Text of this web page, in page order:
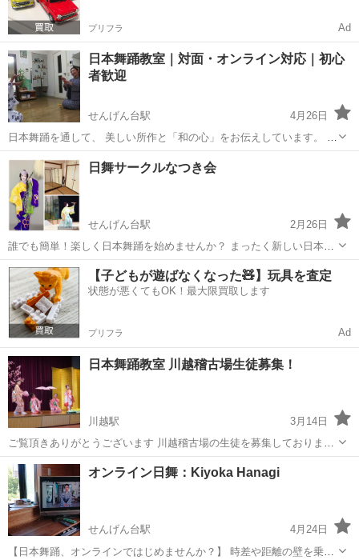
プリフラ Ad
日本舞踊教室｜対面・オンライン対応｜初心
者歓迎
せんげん台駅
4月26日
日本舞踊を通して、 美しい所作と「和の心」をお伝えしています。 埼
玉県春日部市の対面稽古と、 オンラインでの指導の両方に対応してお
ります。 初心者の方から経験者まで、 年齢・環境に合わせて丁寧に指
導いたしま...
埼玉 春日部市 せんげん台駅 日本舞踊
日舞サークルなつき会
せんげん台駅
2月26日
誰でも簡単！楽しく日本舞踊を始めませんか？ まったく新しい日本舞
踊の教室 日舞サークルなつき会です。 「日本舞踊」と聞くと敷居が
高い、お金がかかりそう、踊りが難しそうと思いませんか？ そんな
方々のために...
埼玉 越谷市 せんげん台駅 日本舞踊 日舞
【子どもが遊ばなくなった🧸】玩具を査定
状態が悪くてもOK！最大限買取します
プリフラ Ad
日本舞踊教室 川越稽古場生徒募集！
川越駅
3月14日
ご覧頂きありがとうございます 川越稽古場の生徒を募集しております
老若男女問いません！ 健康維持や運動不足解消したい方、本格的に習
いたい方などお一人お一人の目的にあったお稽古を心がけておりま
す！ 着物の着方から美しい所...
埼玉 川越市 川越駅 日本舞踊
オンライン日舞：Kiyoka Hanagi
せんげん台駅
4月24日
【日本舞踊、オンラインではじめませんか？】 時差や距離の壁を乗り